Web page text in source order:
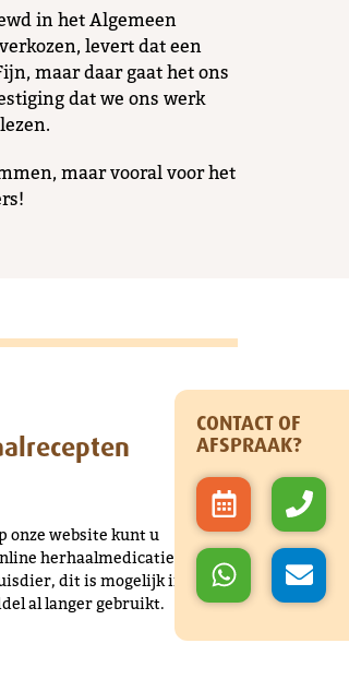
in het Algemeen
levert dat een
maar daar gaat het ons
dat we ons werk
maar vooral voor het
website kunt u
herhaalmedicatie
dit is mogelijk indien
al langer gebruikt.
CONTACT OF
AFSPRAAK?